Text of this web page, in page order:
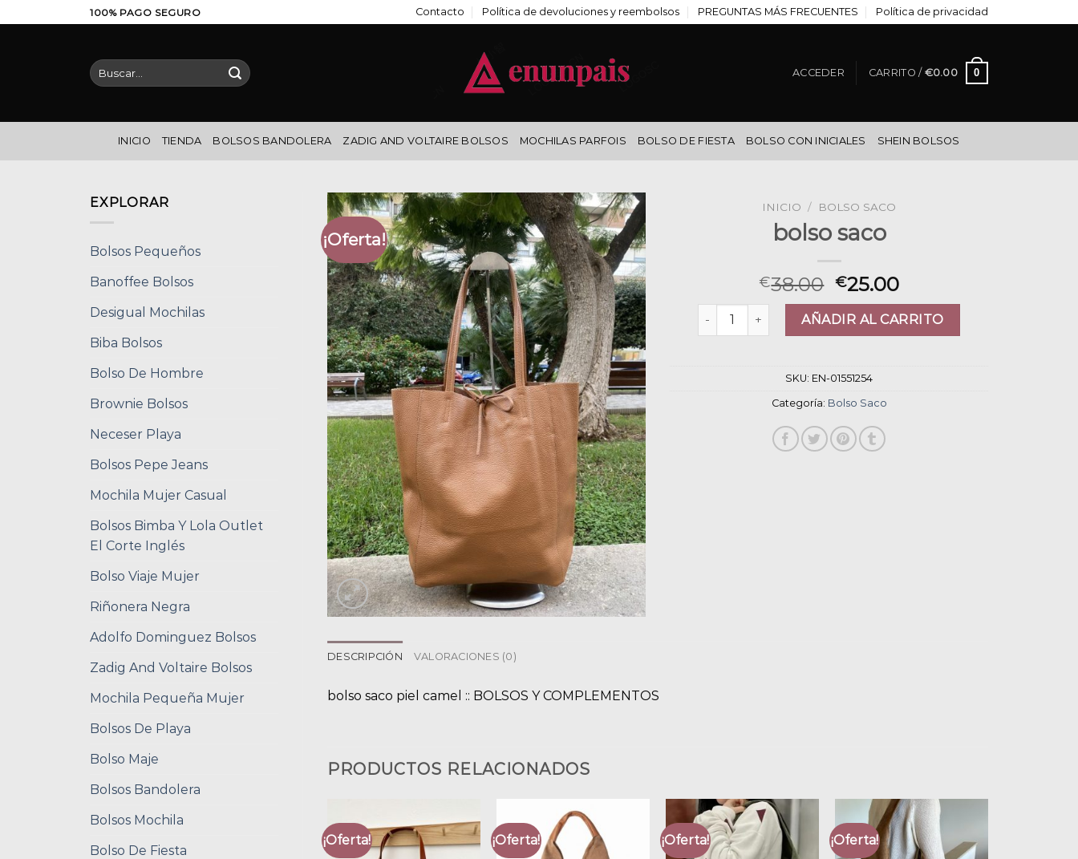
al
100% PAGO SEGURO Contacto Política de devoluciones y reembolsos PREGUNTAS MÁS FRECUENTES Política de privacidad
Buscar
por:
ACCEDER CARRITO / €0.00 0
INICIO TIENDA BOLSOS BANDOLERA ZADIG AND VOLTAIRE BOLSOS MOCHILAS PARFOIS BOLSO DE FIESTA BOLSO CON INICIALES SHEIN BOLSOS
EXPLORAR
Bolsos Pequeños
Banoffee Bolsos
Desigual Mochilas
Biba Bolsos
Bolso De Hombre
Brownie Bolsos
Neceser Playa
Bolsos Pepe Jeans
Mochila Mujer Casual
Bolsos Bimba Y Lola Outlet
El Corte Inglés
Bolso Viaje Mujer
Riñonera Negra
Adolfo Dominguez Bolsos
Zadig And Voltaire Bolsos
Mochila Pequeña Mujer
Bolsos De Playa
Bolso Maje
Bolsos Bandolera
Bolsos Mochila
Bolso De Fiesta
¡Oferta!
INICIO / BOLSO SACO
bolso saco
€38.00 €25.00
bolso saco cantidadAÑADIR AL CARRITO
SKU: EN-01551254
Categoría: Bolso Saco
DESCRIPCIÓN VALORACIONES (0)
bolso saco piel camel :: BOLSOS Y COMPLEMENTOS
PRODUCTOS RELACIONADOS
¡Oferta! ¡Oferta! ¡Oferta! ¡Oferta!